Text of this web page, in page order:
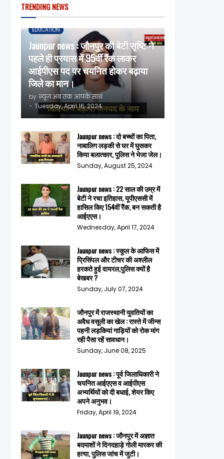
TRENDING NEWS
EDUCATION
Jaunpur news : जौनपुर की बेटी सृष्टि ने
पहले ही प्रयास में 95वीं रैंक लाकर
आईपीएस पद पर चयनित होकर बढ़ाया
जिले का मान।
by न्यूज़ अब तक आपके साथ
- Tuesday, April 16, 2024
Jaunpur news : दो बच्चों का पिता,
नाबालिग लड़की से घर में घुसकर
किया बलात्कार, पुलिस ने भेजा जेल।
Sunday, August 25, 2024
Jaunpur news : 22 साल की उम्र में
बेटी ने रचा इतिहास, यूपीएससी में
हासिल किए 154वीं रैंक, बन सकती है
आईएएस।
Wednesday, April 17, 2024
Jaunpur news : स्कूल के आफिस में
प्रिसिंपल और टीचर की अश्लील
हरकते हुई वायरल,पुलिस क्यों है
बेखबर ?
Sunday, July 07, 2024
जौनपुर में राजस्थानी युवतियों का
अवैध वसूली का खेल : रास्ते में जीन्स
पहनी लड़कियां गाड़ियों को रोक मांग
रही पैसा रहें सावधान।
Sunday, June 08, 2025
Jaunpur news : पूर्व जिलाधिकारी ने
चयनित आईएएस व आईपीएस
अभ्यर्थियों को दी बधाई, शेयर किए
अपने अनुभव।
Friday, April 19, 2024
Jaunpur news : जौनपुर में अज्ञात
बदमाशों ने दिनदहाड़े गोली मारकर की
हत्या, पुलिस जांच में जुटी।